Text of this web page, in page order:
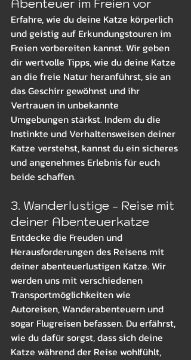
Abenteuer im Freien vor
Erfahre, wie du deine Katze körperlich
und geistig auf Erkundungstouren im
Freien vorbereiten kannst. Wir geben
dir wertvolle Tipps, wie du deine Katze
an die freie Natur heranführst, sie an
das Geschirr gewöhnst und ihr
Vertrauen in unbekannte
Umgebungen stärkst. Indem du die
Instinkte und Verhaltensweisen deiner
Katze verstehst, kannst du ein sicheres
und angenehmes Erlebnis für euch
beide schaffen.
3. Wanderlustige - Reise mit
deiner Abenteuerkatze
Entdecke die Freuden und
Herausforderungen des Reisens mit
deiner abenteuerlustigen Katze. Wir
werden uns mit verschiedenen
Transportmöglichkeiten wie
Autoreisen, Wanderabenteuern und
sogar Flugreisen befassen. Du erfährst,
wie du dafür sorgst, dass sich deine
Katze während der Reise wohlfühlt,